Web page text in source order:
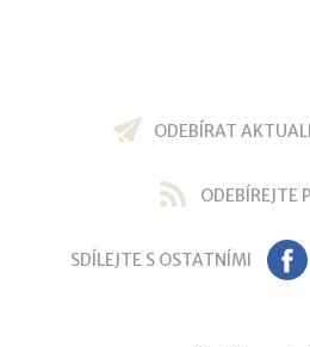
ODEBÍRAT
ODEBÍREJTE
SDÍLEJTE S OSTATNÍMI FB